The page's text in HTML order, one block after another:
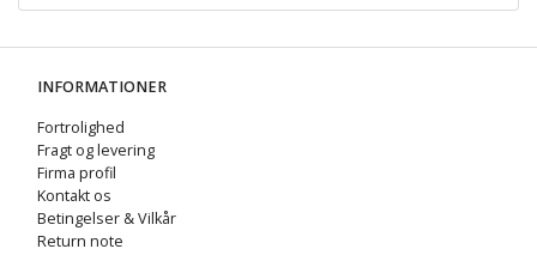
INFORMATIONER
Fortrolighed
Fragt og levering
Firma profil
Kontakt os
Betingelser & Vilkår
Return note